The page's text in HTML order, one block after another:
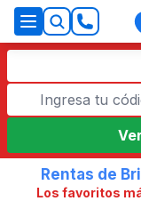
Rentas de
Los favoritos